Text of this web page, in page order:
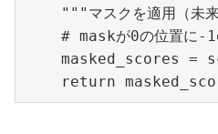
"""マスクを適用（未
# maskが0の位置に-
masked_scores =
return